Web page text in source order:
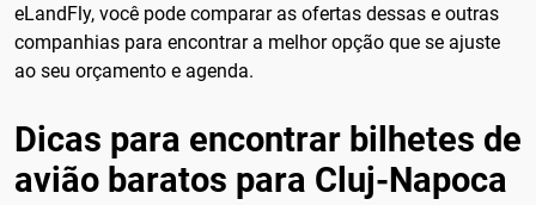
eLandFly, você pode comparar as ofertas dessas e outras
companhias para encontrar a melhor opção que se ajuste
ao seu orçamento e agenda.
Dicas para encontrar bilhetes de
avião baratos para Cluj-Napoca